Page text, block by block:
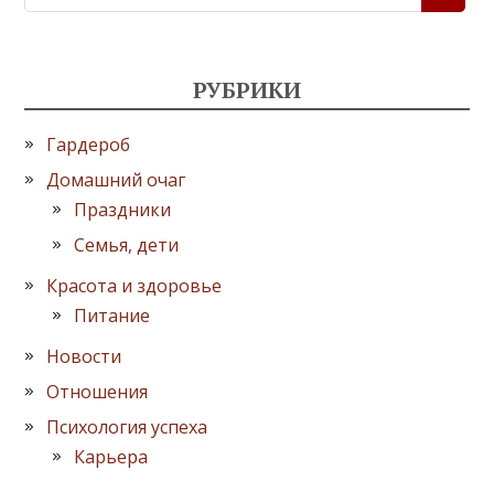
РУБРИКИ
Гардероб
Домашний очаг
Праздники
Семья, дети
Красота и здоровье
Питание
Новости
Отношения
Психология успеха
Карьера